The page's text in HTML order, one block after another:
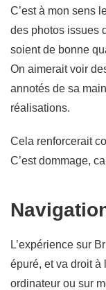
C’est à mon sens
des photos issues
soient de bonne
On aimerait voir
annotés de sa
réalisations.
Cela renforcerait
C’est dommage,
L’expérience sur
épuré, et va droit à
ordinateur ou sur